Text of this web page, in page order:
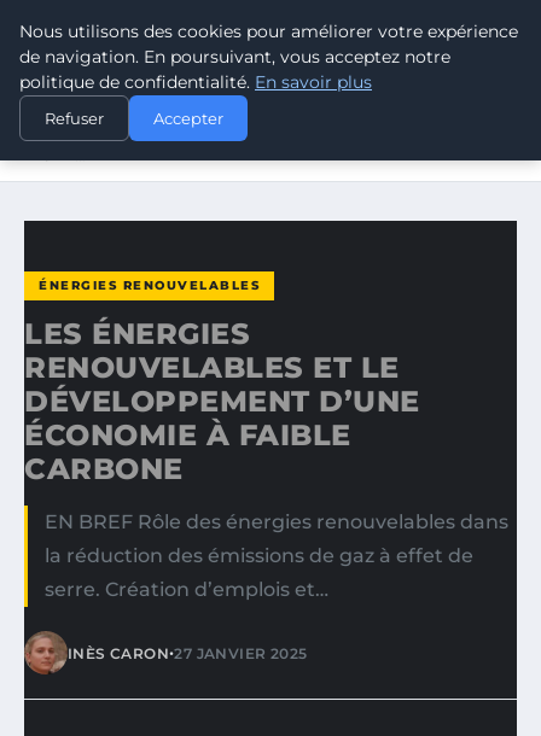
CLIMATE GUARDIAN
ACCUEIL
ÉNERGIES RENOUVELABLES
LES ÉNERGIES RENOUVELABLES ET LE DÉVELOPPEMENT
ÉNERGIES RENOUVELABLES
LES ÉNERGIES
RENOUVELABLES ET LE
DÉVELOPPEMENT D’UNE
ÉCONOMIE À FAIBLE
CARBONE
EN BREF Rôle des énergies renouvelables dans
la réduction des émissions de gaz à effet de
serre. Création d’emplois et…
INÈS CARON•27 JANVIER 2025
Nous utilisons des cookies pour améliorer votre expérience
de navigation. En poursuivant, vous acceptez notre
politique de confidentialité. En savoir plus
Refuser Accepter